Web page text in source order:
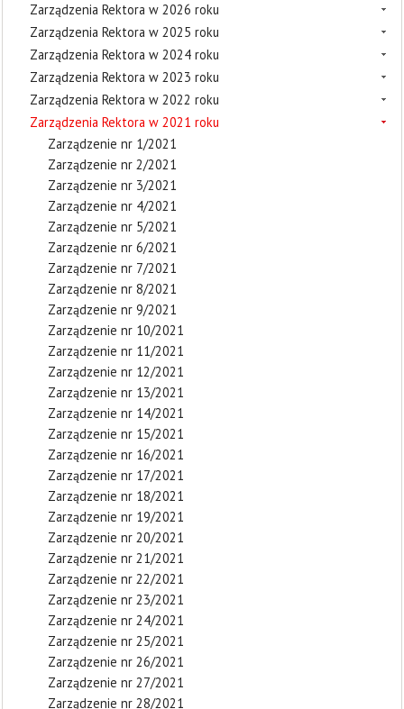
Zarządzenia Rektora w 2026 roku
Zarządzenia Rektora w 2025 roku
Zarządzenia Rektora w 2024 roku
Zarządzenia Rektora w 2023 roku
Zarządzenia Rektora w 2022 roku
Zarządzenia Rektora w 2021 roku
Zarządzenie nr 1/2021
Zarządzenie nr 2/2021
Zarządzenie nr 3/2021
Zarządzenie nr 4/2021
Zarządzenie nr 5/2021
Zarządzenie nr 6/2021
Zarządzenie nr 7/2021
Zarządzenie nr 8/2021
Zarządzenie nr 9/2021
Zarządzenie nr 10/2021
Zarządzenie nr 11/2021
Zarządzenie nr 12/2021
Zarządzenie nr 13/2021
Zarządzenie nr 14/2021
Zarządzenie nr 15/2021
Zarządzenie nr 16/2021
Zarządzenie nr 17/2021
Zarządzenie nr 18/2021
Zarządzenie nr 19/2021
Zarządzenie nr 20/2021
Zarządzenie nr 21/2021
Zarządzenie nr 22/2021
Zarządzenie nr 23/2021
Zarządzenie nr 24/2021
Zarządzenie nr 25/2021
Zarządzenie nr 26/2021
Zarządzenie nr 27/2021
Zarządzenie nr 28/2021